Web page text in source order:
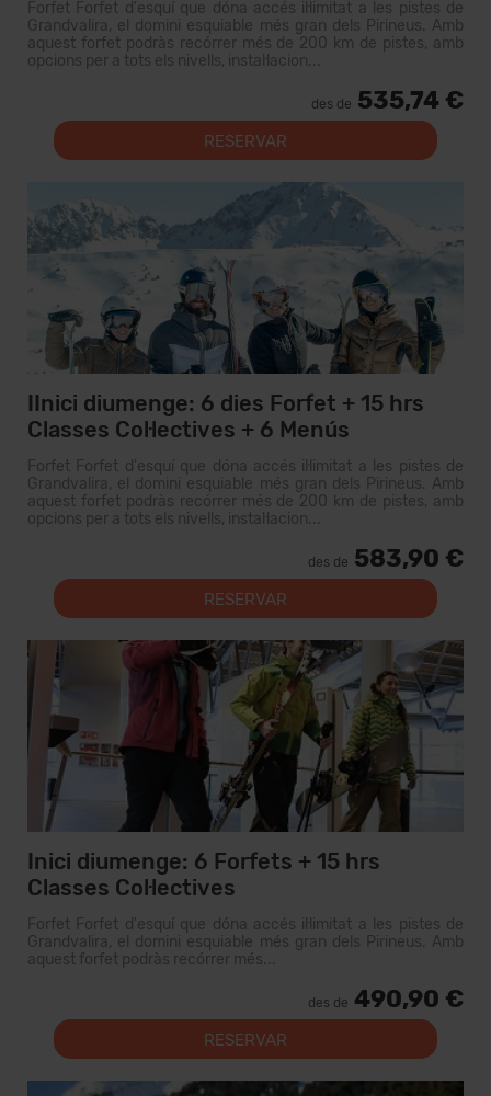
Forfet Forfet d'esquí que dóna accés il·limitat a les pistes de
Grandvalira, el domini esquiable més gran dels Pirineus. Amb
aquest forfet podràs recórrer més de 200 km de pistes, amb
opcions per a tots els nivells, instal·lacion...
des de 535,74 €
RESERVAR
IInici diumenge: 6 dies Forfet + 15 hrs
Classes Col·lectives + 6 Menús
Forfet Forfet d'esquí que dóna accés il·limitat a les pistes de
Grandvalira, el domini esquiable més gran dels Pirineus. Amb
aquest forfet podràs recórrer més de 200 km de pistes, amb
opcions per a tots els nivells, instal·lacion...
des de 583,90 €
RESERVAR
Inici diumenge: 6 Forfets + 15 hrs
Classes Col·lectives
Forfet Forfet d'esquí que dóna accés il·limitat a les pistes de
Grandvalira, el domini esquiable més gran dels Pirineus. Amb
aquest forfet podràs recórrer més...
des de 490,90 €
RESERVAR